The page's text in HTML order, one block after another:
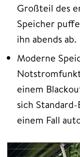
Großteil des
Speicher
ihn abends ab.
Moderne
einem
sich
einem Fall